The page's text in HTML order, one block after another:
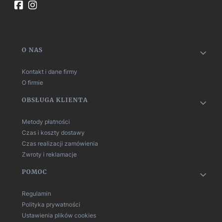
Linki w stopce
O NAS
Kontakt i dane firmy
O firmie
OBSŁUGA KLIENTA
Metody płatności
Czas i koszty dostawy
Czas realizacji zamówienia
Zwroty i reklamacje
POMOC
Regulamin
Polityka prywatności
Ustawienia plików cookies